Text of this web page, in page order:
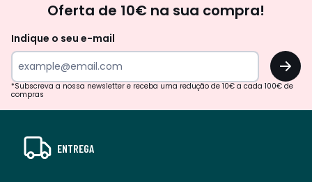
Oferta de 10€ na sua compra!
Indique o seu e-mail
OK
*Subscreva a nossa newsletter e receba uma redução de 10€ a cada 100€ de
compras
ENTREGA